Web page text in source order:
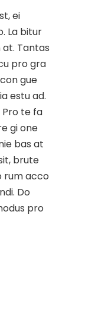
ei
La bitur
Tantas
pro gra
gue
estu ad.
Pro te fa
gi one
bas at
brute
rum acco
Do
pro